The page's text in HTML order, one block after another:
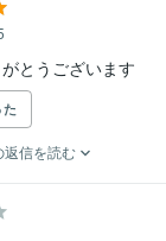
とうございます
返信を読む